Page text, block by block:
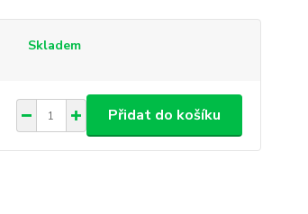
Skladem
Přidat do košíku